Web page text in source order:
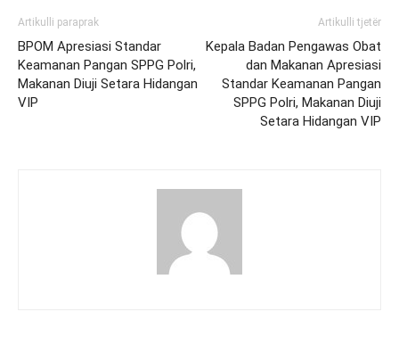
Artikulli paraprak
BPOM Apresiasi Standar
Keamanan Pangan SPPG Polri,
Makanan Diuji Setara Hidangan
VIP
Artikulli tjetër
Kepala Badan Pengawas Obat
dan Makanan Apresiasi
Standar Keamanan Pangan
SPPG Polri, Makanan Diuji
Setara Hidangan VIP